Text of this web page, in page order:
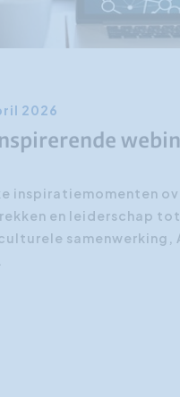
2026
inspiratiemomenten
en leiderschap tot
samenwerking,